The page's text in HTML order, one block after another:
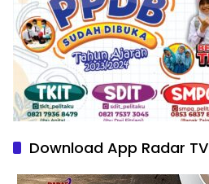
Download App Radar TV